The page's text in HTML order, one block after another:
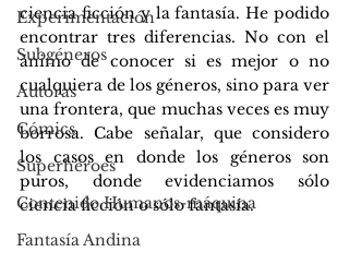
Experimentación
Subgéneros
Autoras
Cómics
Superhéroes
Contenido Humanos-máquina
Fantasía Andina
ciencia ficción y la fantasía. He podido
encontrar tres diferencias. No con el
ánimo de conocer si es mejor o no
cualquiera de los géneros, sino para ver
una frontera, que muchas veces es muy
borrosa. Cabe señalar, que considero
los casos en donde los géneros son
puros, donde evidenciamos sólo
ciencia ficción o sólo fantasía.